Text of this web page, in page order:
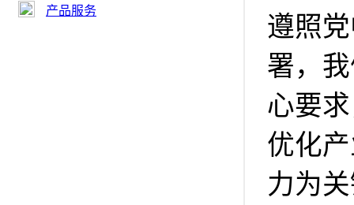
产品服务
遵照
署，
心要
优化
力为